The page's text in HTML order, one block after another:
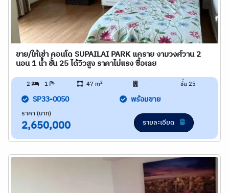
ขาย/ให้เช่า คอนโด SUPAILAI PARK แคราย งามวงศ์วาน 2
นอน 1 น้ำ ชั้น 25 ได้วิวสูง ราคาไม่แรง ซื้อเลย
2 1 47 m2 - ชั้น 25
SP33-0050 พร้อมขาย
ราคา (บาท)
2,650,000 รายละเอียด